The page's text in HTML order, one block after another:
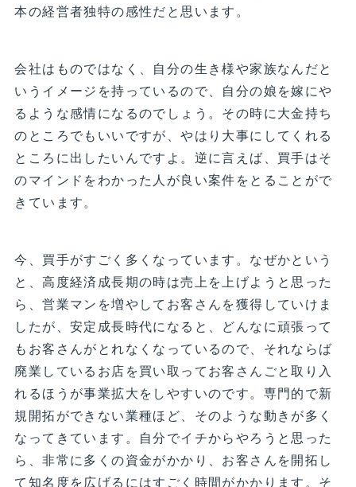
本の経営者独特の感性だと思います。
会社はものではなく、自分の生き様や家族なんだと
いうイメージを持っているので、自分の娘を嫁にや
るような感情になるのでしょう。その時に大金持ち
のところでもいいですが、やはり大事にしてくれる
ところに出したいんですよ。逆に言えば、買手はそ
のマインドをわかった人が良い案件をとることがで
きています。
今、買手がすごく多くなっています。なぜかという
と、高度経済成長期の時は売上を上げようと思った
ら、営業マンを増やしてお客さんを獲得していけま
したが、安定成長時代になると、どんなに頑張って
もお客さんがとれなくなっているので、それならば
廃業しているお店を買い取ってお客さんごと取り入
れるほうが事業拡大をしやすいのです。専門的で新
規開拓ができない業種ほど、そのような動きが多く
なってきています。自分でイチからやろうと思った
ら、非常に多くの資金がかかり、お客さんを開拓し
て知名度を広げるにはすごく時間がかかります。そ